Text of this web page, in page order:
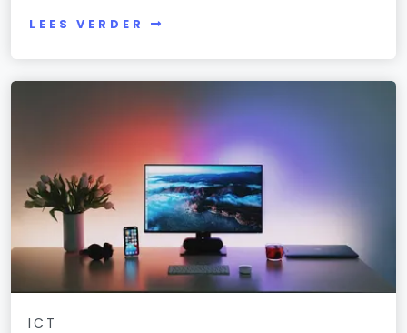
LEES VERDER
ICT